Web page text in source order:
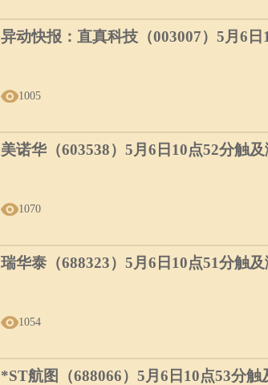
异动快报：直真科技（003007）5月6
1005
美诺华（603538）5月6日10点52分触
1070
瑞华泰（688323）5月6日10点51分触
1054
*ST航图（688066）5月6日10点53分触